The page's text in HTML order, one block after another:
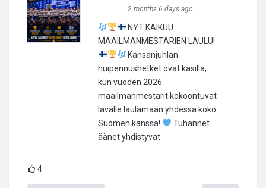
2 months 6 days ago
NYT KAIKUU
MAAILMANMESTARIEN LAULU!
Kansanjuhlan
huipennushetket ovat käsillä,
kun vuoden 2026
maailmanmestarit kokoontuvat
lavalle laulamaan yhdessä koko
Suomen kanssa!
Tuhannet
äänet yhdistyvät
4